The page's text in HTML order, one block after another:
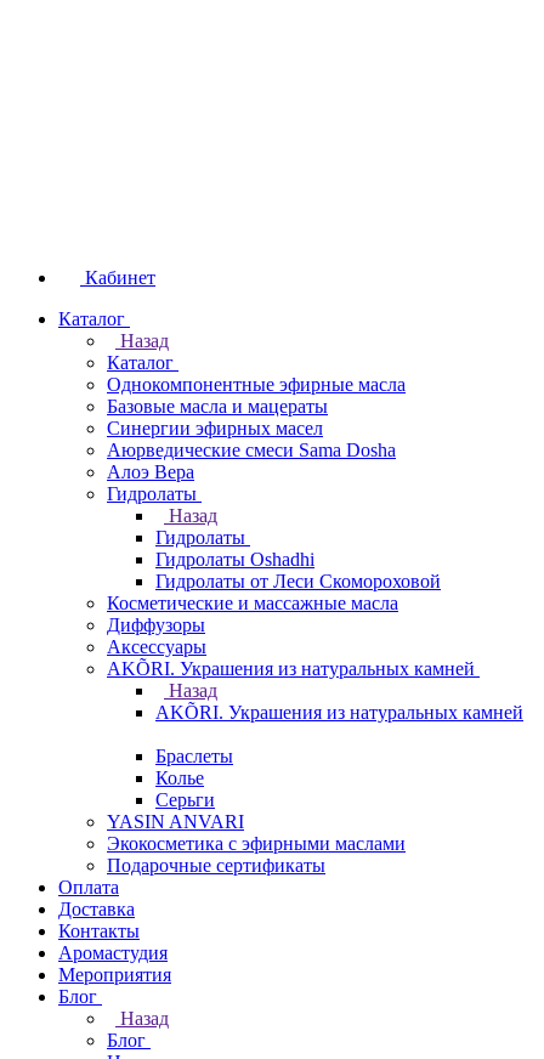
Кабинет
Каталог
Назад
Каталог
Однокомпонентные эфирные масла
Базовые масла и мацераты
Синергии эфирных масел
Аюрведические смеси Sama Dosha
Алоэ Вера
Гидролаты
Назад
Гидролаты
Гидролаты Oshadhi
Гидролаты от Леси Скомороховой
Косметические и массажные масла
Диффузоры
Аксессуары
AKÕRI. Украшения из натуральных камней
Назад
AKÕRI. Украшения из натуральных камней
Браслеты
Колье
Серьги
YASIN ANVARI
Экокосметика с эфирными маслами
Подарочные сертификаты
Оплата
Доставка
Контакты
Аромастудия
Мероприятия
Блог
Назад
Блог